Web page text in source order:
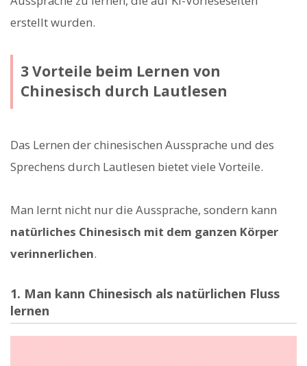
erstellt wurden.
3 Vorteile beim Lernen von
Chinesisch durch Lautlesen
Das Lernen der chinesischen Aussprache und des
Sprechens durch Lautlesen bietet viele Vorteile.
Man lernt nicht nur die Aussprache, sondern kann
natürliches Chinesisch mit dem ganzen Körper
verinnerlichen.
1. Man kann Chinesisch als natürlichen Fluss
lernen